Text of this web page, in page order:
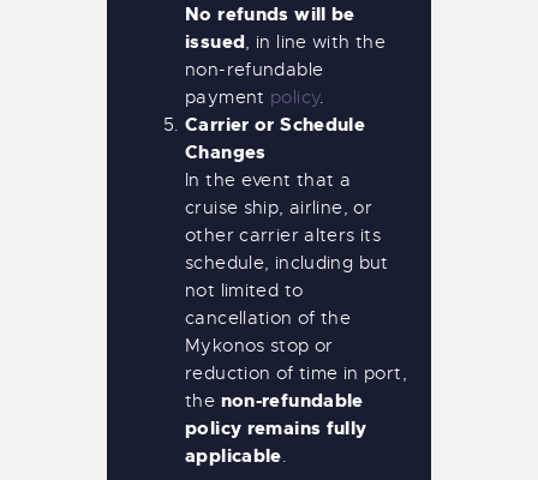
No refunds will be
issued , in line with the
non-refundable
payment policy.
Carrier or Schedule
Changes
In the event that a
cruise ship, airline, or
other carrier alters its
schedule, including but
not limited to
cancellation of the
Mykonos stop or
reduction of time in port,
the non-refundable
policy remains fully
applicable